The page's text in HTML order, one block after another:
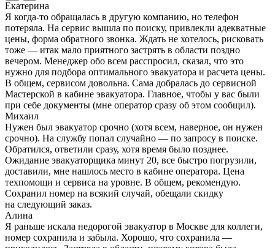
Екатерина
Я когда-то обращалась в другую компанию, но телефон
потеряла. На сервис вышла по поиску, привлекли адекватные
цены, форма обратного звонка. Ждать не хотелось, рисковать
тоже — итак мало приятного застрять в области поздно
вечером. Менеджер обо всем расспросил, сказал, что это
нужно для подбора оптимального эвакуатора и расчета цены.
В общем, сервисом довольна. Сама добралась до сервисной
Мастерской в кабине эвакуатора. Главное, чтобы у вас были
при себе документы (мне оператор сразу об этом сообщил).
Михаил
Нужен был эвакуатор срочно (хотя всем, наверное, он нужен
срочно). На службу попал случайно — по запросу в поиске.
Обратился, ответили сразу, хотя время было позднее.
Ожидание эвакуаторщика минут 20, все быстро погрузили,
доставили, мне нашлось место в кабине оператора. Цена
техпомощи и сервиса на уровне. В общем, рекомендую.
Сохранил номер на всякий случай, обещали скидку
на следующий заказ.
Алина
Я раньше искала недорогой эвакуатор в Москве для коллеги,
номер сохранила и забыла. Хорошо, что сохранила —